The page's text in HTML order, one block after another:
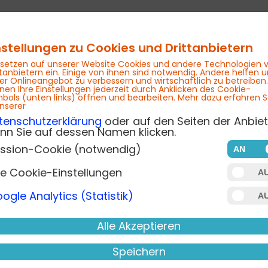
Inhouse Blog
wir Beiträge zu den Themen der School
als Haltung - wir trainieren
zu Cookies und Drittanbietern
auf unserer Website Cookies und andere Technologien
ein. Einige von ihnen sind notwendig. Andere helfen
Onlineangebot zu verbessern und wirtschaftlich zu betreiben.
Ihre Einstellungen jederzeit durch Anklicken des Cookie-
(unten links) öffnen und bearbeiten. Mehr dazu erfahren
oder auf den Seiten der
Sie auf dessen Namen klicken.
Cookie (notwendig)
Cookie-Einstellungen
Analytics (Statistik)
Alle Akzeptieren
Speichern